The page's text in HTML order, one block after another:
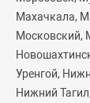
Махачкала,
Московский,
Уренгой,
Нижний